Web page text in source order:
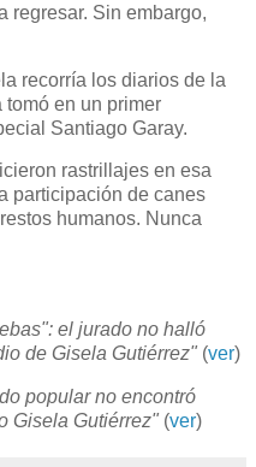
regresar. Sin embargo,
recorría los diarios de la
en un primer
Santiago Garay.
rastrillajes en esa
participación de canes
humanos. Nunca
el jurado no halló
de Gisela Gutiérrez" (ver)
popular no encontró
Gisela Gutiérrez" (ver)